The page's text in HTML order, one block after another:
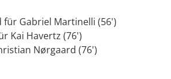
für Gabriel Martinelli (56')
Kai Havertz (76')
Nørgaard (76')